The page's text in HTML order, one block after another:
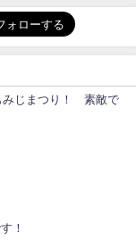
みじまつり！ 素敵で
！